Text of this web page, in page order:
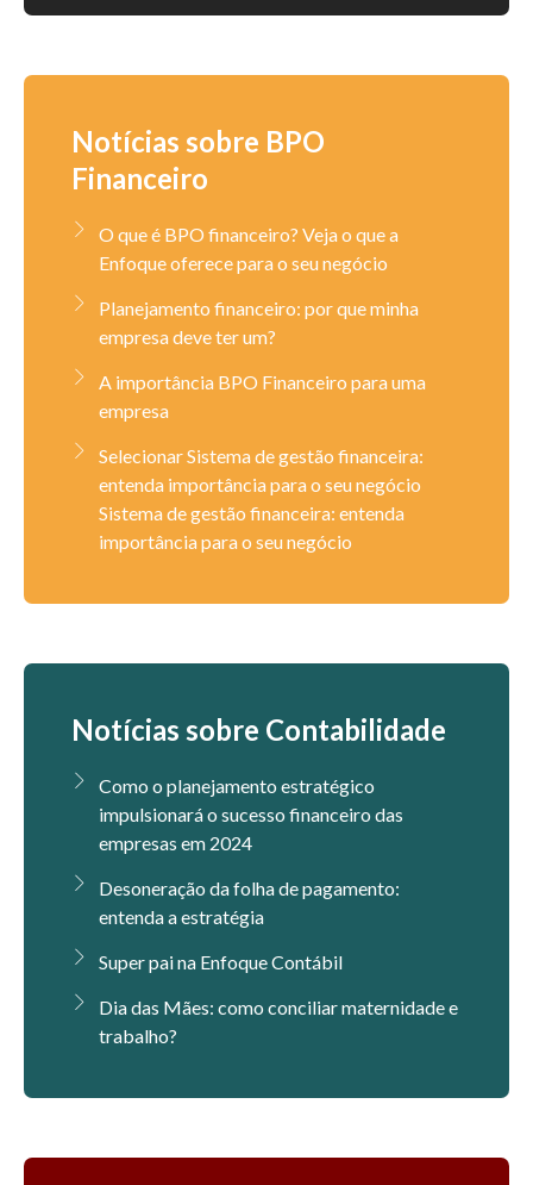
Notícias sobre BPO
Financeiro
O que é BPO financeiro? Veja o que a
Enfoque oferece para o seu negócio
Planejamento financeiro: por que minha
empresa deve ter um?
A importância BPO Financeiro para uma
empresa
Selecionar Sistema de gestão financeira:
entenda importância para o seu negócio
Sistema de gestão financeira: entenda
importância para o seu negócio
Notícias sobre Contabilidade
Como o planejamento estratégico
impulsionará o sucesso financeiro das
empresas em 2024
Desoneração da folha de pagamento:
entenda a estratégia
Super pai na Enfoque Contábil
Dia das Mães: como conciliar maternidade e
trabalho?